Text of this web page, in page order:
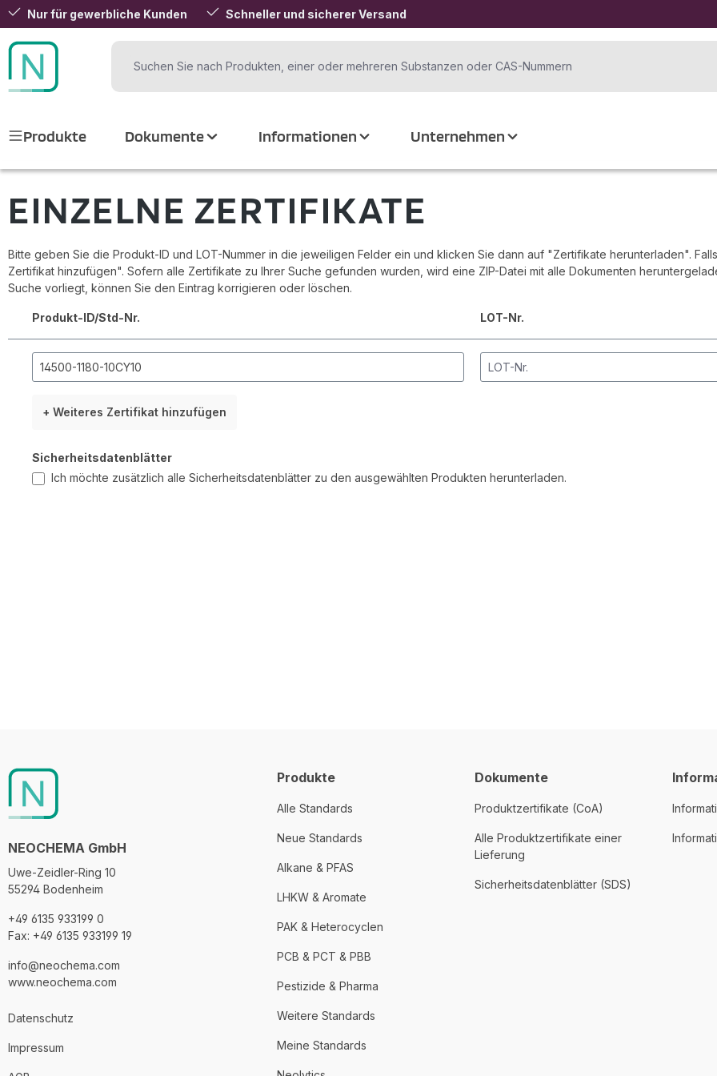
Hauptinhalt springen
Zur Suche springen
Zur Hauptnavigation springen
Nur für gewerbliche Kunden Schneller und sicherer Versand
Produkte Dokumente Informationen Unternehmen
EINZELNE ZERTIFIKATE
Bitte geben Sie die Produkt-ID und LOT-Nummer in die jeweiligen Felder ein und klicken Sie dann auf "Zertifikate herunterladen".
Zertifikat hinzufügen". Sofern alle Zertifikate zu Ihrer Suche gefunden wurden, wird eine ZIP-Datei mit alle Dokumenten
Suche vorliegt, können Sie den Eintrag korrigieren oder löschen.
Produkt-ID/Std-Nr. LOT-Nr.
+ Weiteres Zertifikat hinzufügen
Sicherheitsdatenblätter
Ich möchte zusätzlich alle Sicherheitsdatenblätter zu den ausgewählten Produkten herunterladen.
NEOCHEMA GmbH
Uwe-Zeidler-Ring 10
55294 Bodenheim
+49 6135 933199 0
Fax: +49 6135 933199 19
info@neochema.com
www.neochema.com
Datenschutz
Impressum
Produkte
Alle Standards
Neue Standards
Alkane & PFAS
LHKW & Aromate
PAK & Heterocyclen
PCB & PCT & PBB
Pestizide & Pharma
Weitere Standards
Meine Standards
Dokumente
Produktzertifikate (CoA)
Alle Produktzertifikate einer
Lieferung
Sicherheitsdatenblätter (SDS)